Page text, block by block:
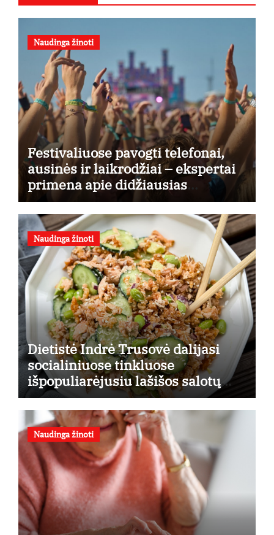
Naudinga žinoti
Festivaliuose pavogti telefonai,
ausinės ir laikrodžiai – ekspertai
primena apie didžiausias
finansines rizikas
Naudinga žinoti
Dietistė Indrė Trusovė dalijasi
socialiniuose tinkluose
išpopuliarėjusiu lašišos salotų
receptu
Naudinga žinoti